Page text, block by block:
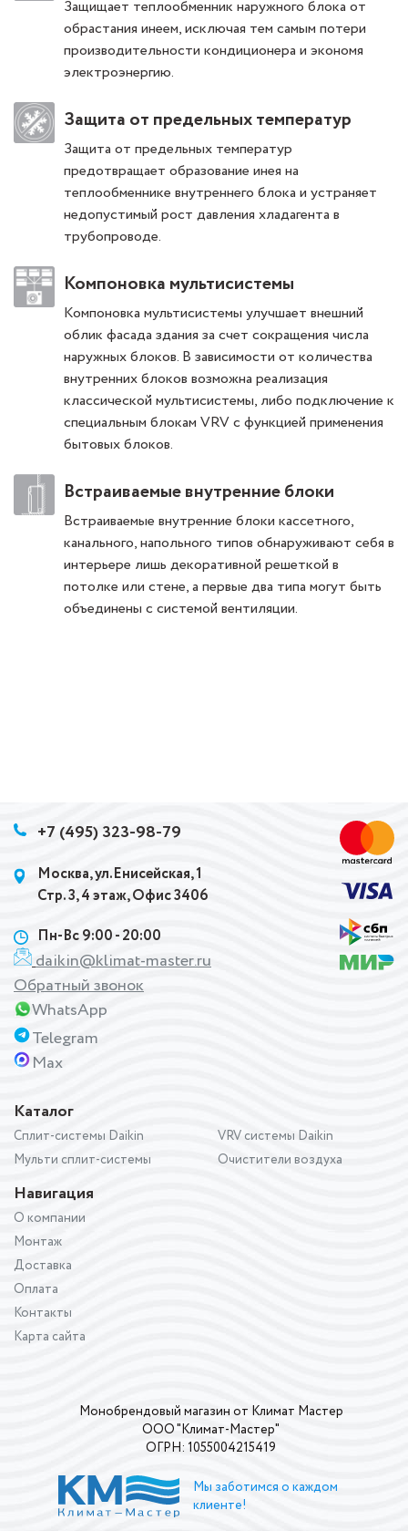
Защищает теплообменник наружного блока от
обрастания инеем, исключая тем самым потери
производительности кондиционера и экономя
электроэнергию.
Защита от предельных температур
Защита от предельных температур
предотвращает образование инея на
теплообменнике внутреннего блока и устраняет
недопустимый рост давления хладагента в
трубопроводе.
Компоновка мультисистемы
Компоновка мультисистемы улучшает внешний
облик фасада здания за счет сокращения числа
наружных блоков. В зависимости от количества
внутренних блоков возможна реализация
классической мультисистемы, либо подключение к
специальным блокам VRV с функцией применения
бытовых блоков.
Встраиваемые внутренние блоки
Встраиваемые внутренние блоки кассетного,
канального, напольного типов обнаруживают себя в
интерьере лишь декоративной решеткой в
потолке или стене, а первые два типа могут быть
объединены с системой вентиляции.
Каталог
Сплит-системы Daikin
Мульти сплит-системы
VRV системы Daikin
Очистители воздуха
Навигация
О компании
Монтаж
Доставка
Оплата
Контакты
Карта сайта
+7 (495) 323-98-79
Москва, ул.Енисейская, 1
Стр. 3, 4 этаж, Офис 3406
Пн-Вс 9:00 - 20:00
daikin@klimat-master.ru
Обратный звонок
WhatsApp
Telegram
Max
Монобрендовый магазин от Климат Мастер
ООО "Климат-Мастер"
ОГРН: 1055004215419
Мы заботимся о каждом
клиенте!